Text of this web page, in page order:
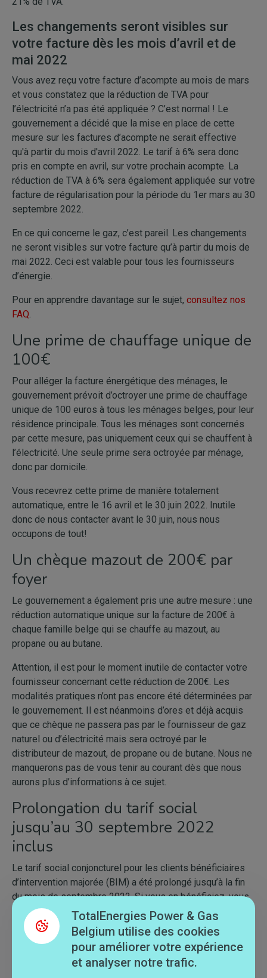
Les changements seront visibles sur
votre facture dès les mois d’avril et de
mai 2022
Vous avez reçu votre facture d’acompte au mois de mars
et vous constatez que la réduction de TVA pour
l’électricité n’a pas été appliquée ? C’est normal ! Le
gouvernement a décidé que la mise en place de cette
mesure sur les factures d’acompte ne serait effective
qu'à partir du mois d'avril 2022. Le tarif à 6% sera donc
pris en compte en avril, sur votre prochain acompte. La
réduction de TVA à 6% sera également appliquée sur votre
facture de régularisation pour la période du 1er mars au 30
septembre 2022.
En ce qui concerne le gaz, c’est pareil. Les changements
ne seront visibles sur votre facture qu’à partir du mois de
mai 2022. Ceci est valable pour tous les fournisseurs
d’énergie.
Pour en apprendre davantage sur le sujet, consultez nos
FAQ.
Une prime de chauffage unique de
100€
Pour alléger la facture énergétique des ménages, le
gouvernement prévoit d’octroyer une prime de chauffage
unique de 100 euros à tous les ménages belges, pour leur
résidence principale. Tous les ménages sont concernés
par cette mesure, pas uniquement ceux qui se chauffent à
l’électricité. Une seule prime sera octroyée par ménage,
donc par domicile.
Vous recevrez cette prime de manière totalement
automatique, entre le 16 avril et le 30 juin 2022. Inutile
donc de nous contacter avant le 30 juin, nous nous
occupons de tout!
Un chèque mazout de 200€ par
foyer
Le gouvernement a également pris une autre mesure : une
réduction automatique unique sur la facture de 200€ à
chaque famille belge qui se chauffe au mazout, au
propane ou au butane.
Attention, il est pour le moment inutile de contacter votre
fournisseur concernant cette réduction de 200€. Les
modalités pratiques n’ont pas encore été déterminées par
le gouvernement. Il est néanmoins d’ores et déjà acquis
que ce chèque ne passera pas par le fournisseur de gaz
naturel ou d’électricité mais sera octroyé par le
distributeur de mazout, de propane ou de butane. Nous ne
manquerons pas de vous tenir au courant dès que nous
aurons plus d’informations à ce sujet.
Prolongation du tarif social
jusqu’au 30 septembre 2022
inclus
Le tarif social conjoncturel pour les clients bénéficiaires
d’intervention majorée (BIM) a été prolongé jusqu’à la fin
du mois de septembre 2022. Si vous en bénéficiez, vous
avez alors aussi droit à la réduction TVA et à la prime de
chauffage.
Envie d’en savoir plus sur les mesures prises par le
gouvernement belge ? Allez faire un toursur notre FAQ
TotalEnergies Power & Gas
Belgium utilise des cookies
pour améliorer votre expérience
et analyser notre trafic.